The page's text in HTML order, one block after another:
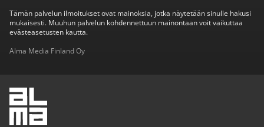
Tämän palvelun ilmoitukset ovat mainoksia, jotka näytetään sinulle hakusi
mukaisesti. Muuhun palvelun kohdennettuun mainontaan voit vaikuttaa
evästeasetusten kautta.
Alma Media Finland Oy